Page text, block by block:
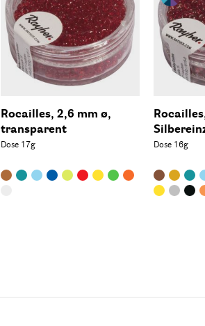
Rocailles, 2,6 mm ø,
transparent
Dose 17g Dose 16g